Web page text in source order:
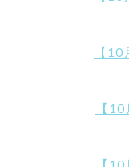
【
【